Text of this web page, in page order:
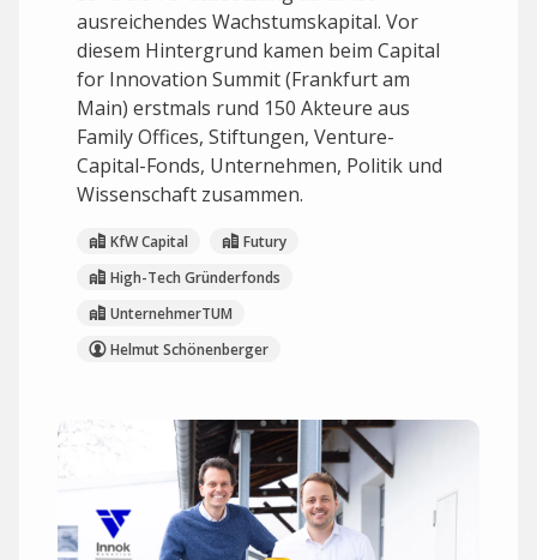
ausreichendes Wachstumskapital. Vor
diesem Hintergrund kamen beim Capital
for Innovation Summit (Frankfurt am
Main) erstmals rund 150 Akteure aus
Family Offices, Stiftungen, Venture-
Capital-Fonds, Unternehmen, Politik und
Wissenschaft zusammen.
KfW Capital
Futury
High-Tech Gründerfonds
UnternehmerTUM
Helmut Schönenberger